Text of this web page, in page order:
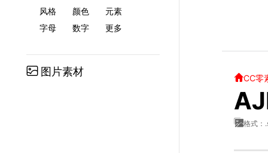
风格
颜色
元素
字母
数字 更多
图片素材
CC零
格式：